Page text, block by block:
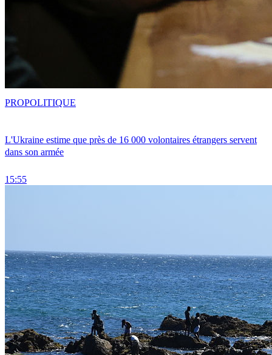
L'Ukraine estime que près de 16 000 volontaires étrangers servent
dans son armée
15:55
PROPOLITIQUE